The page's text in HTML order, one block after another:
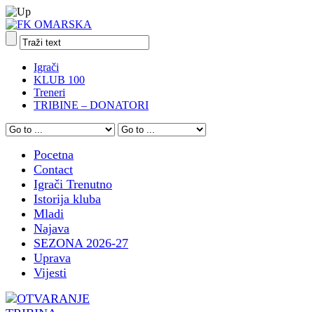
Igrači
KLUB 100
Treneri
TRIBINE – DONATORI
Pocetna
Contact
Igrači Trenutno
Istorija kluba
Mladi
Najava
SEZONA 2026-27
Uprava
Vijesti